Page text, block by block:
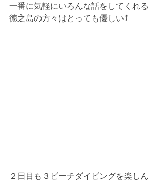
一番に気軽にいろんな話をしてくれる
徳之島の方々はとっても優しい⤴
２日目も３ビーチダイビングを楽しん